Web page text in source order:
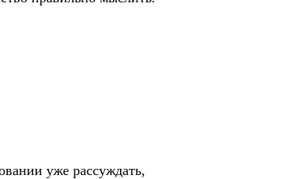
уже рассуждать,